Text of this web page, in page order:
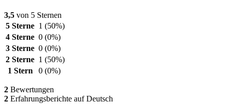
3,5 von 5 Sternen
5 Sterne 1 (50%)
4 Sterne 0 (0%)
3 Sterne 0 (0%)
2 Sterne 1 (50%)
1 Stern
0 (0%)
2 Bewertungen
2 Erfahrungsberichte auf Deutsch